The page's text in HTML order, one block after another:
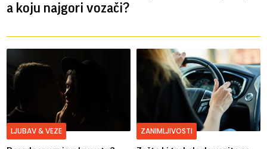
a koju najgori vozači?
LJUBAV & VEZE ZANIMLJIVOSTI